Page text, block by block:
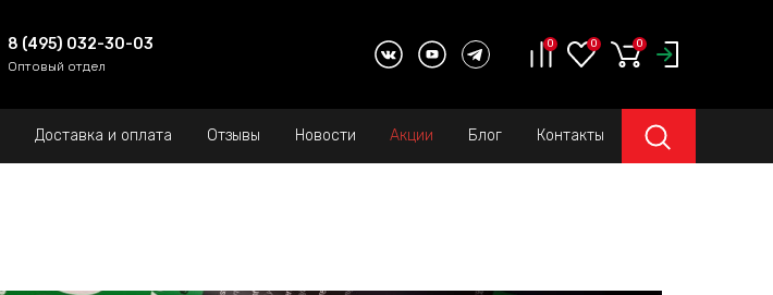
8 (495) 032-30-03
Оптовый отдел
0 0 0
Доставка и оплата Отзывы Новости Акции Блог Контакты